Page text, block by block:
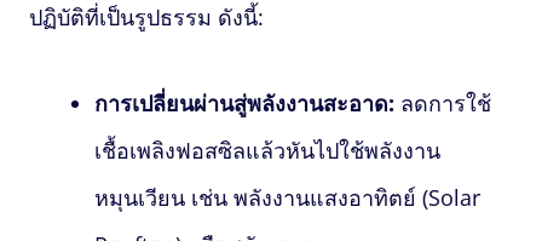
ปฏิบัติที่เป็นรูปธรรม ดังนี้:
การเปลี่ยนผ่านสู่พลังงานสะอาด: ลดการใช้
เชื้อเพลิงฟอสซิลแล้วหันไปใช้พลังงาน
หมุนเวียน เช่น พลังงานแสงอาทิตย์ (Solar